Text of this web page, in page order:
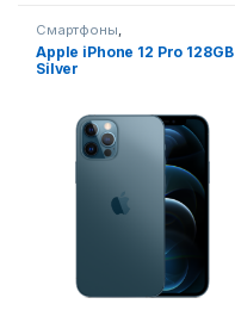
Смартфоны,
Смартфоны,телефоны,
гаджеты, аксессуары
Apple iPhone 12 Pro 128GB
Silver